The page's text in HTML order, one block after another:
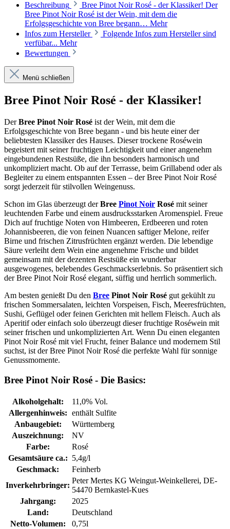
Beschreibung
Bree Pinot Noir Rosé - der Klassiker! Der
Bree Pinot Noir Rosé ist der Wein, mit dem die
Erfolgsgeschichte von Bree begann… Mehr
Infos zum Hersteller
Folgende Infos zum Hersteller sind
verfübar... Mehr
Bewertungen
Menü schließen
Bree Pinot Noir Rosé - der Klassiker!
DerBree Pinot Noir Rosé ist der Wein, mit dem die
Erfolgsgeschichte von Bree begann - und bis heute einer der
beliebtesten Klassiker des Hauses. Dieser trockene Roséwein
begeistert mit seiner fruchtigen Leichtigkeit und einer angenehm
eingebundenen Restsüße, die ihn besonders harmonisch und
unkompliziert macht. Ob auf der Terrasse, beim Grillabend oder als
Begleiter zu einem entspannten Essen – der Bree Pinot Noir Rosé
sorgt jederzeit für stilvollen Weingenuss.
Schon im Glas überzeugt derBree Pinot Noir Rosé mit seiner
leuchtenden Farbe und einem ausdrucksstarken Aromenspiel. Freue
Dich auf fruchtige Noten von Himbeeren, Erdbeeren und roten
Johannisbeeren, die von feinen Nuancen saftiger Melone, reifer
Birne und frischen Zitrusfrüchten ergänzt werden. Die lebendige
Säure verleiht dem Wein eine angenehme Frische und bildet
gemeinsam mit der dezenten Restsüße ein wunderbar
ausgewogenes, belebendes Geschmackserlebnis. So präsentiert sich
der Bree Pinot Noir Rosé elegant, süffig und herrlich sommerlich.
Am besten genießt Du den Bree Pinot Noir Rosé gut gekühlt zu
frischen Sommersalaten, leichten Vorspeisen, Fisch, Meeresfrüchten,
Sushi, Geflügel oder feinen Gerichten mit hellem Fleisch. Auch als
Aperitif oder einfach solo überzeugt dieser fruchtige Roséwein mit
seiner frischen und unkomplizierten Art. Wenn Du einen eleganten
Pinot Noir Rosé mit viel Frucht, feiner Balance und modernem Stil
suchst, ist der Bree Pinot Noir Rosé die perfekte Wahl für sonnige
Genussmomente.
Bree Pinot Noir Rosé - Die Basics:
Alkoholgehalt:
11,0% Vol.
Allergenhinweis: enthält Sulfite
Anbaugebiet:
Württemberg
Auszeichnung:
NV
Farbe:
Rosé
Gesamtsäure ca.: 5,4g/l
Geschmack:
Feinherb
Inverkehrbringer:
Peter Mertes KG Weingut-Weinkellerei, DE-
54470 Bernkastel-Kues
Jahrgang:
2025
Land:
Deutschland
Netto-Volumen:
0,75l